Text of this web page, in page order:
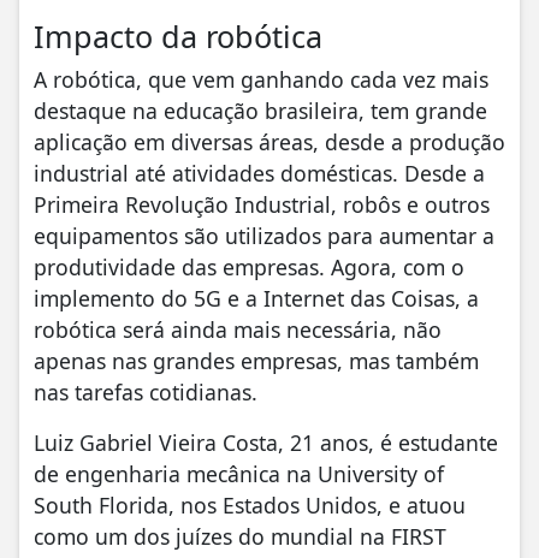
Impacto da robótica
A robótica, que vem ganhando cada vez mais
destaque na educação brasileira, tem grande
aplicação em diversas áreas, desde a produção
industrial até atividades domésticas. Desde a
Primeira Revolução Industrial, robôs e outros
equipamentos são utilizados para aumentar a
produtividade das empresas. Agora, com o
implemento do 5G e a Internet das Coisas, a
robótica será ainda mais necessária, não
apenas nas grandes empresas, mas também
nas tarefas cotidianas.
Luiz Gabriel Vieira Costa, 21 anos, é estudante
de engenharia mecânica na University of
South Florida, nos Estados Unidos, e atuou
como um dos juízes do mundial na FIRST